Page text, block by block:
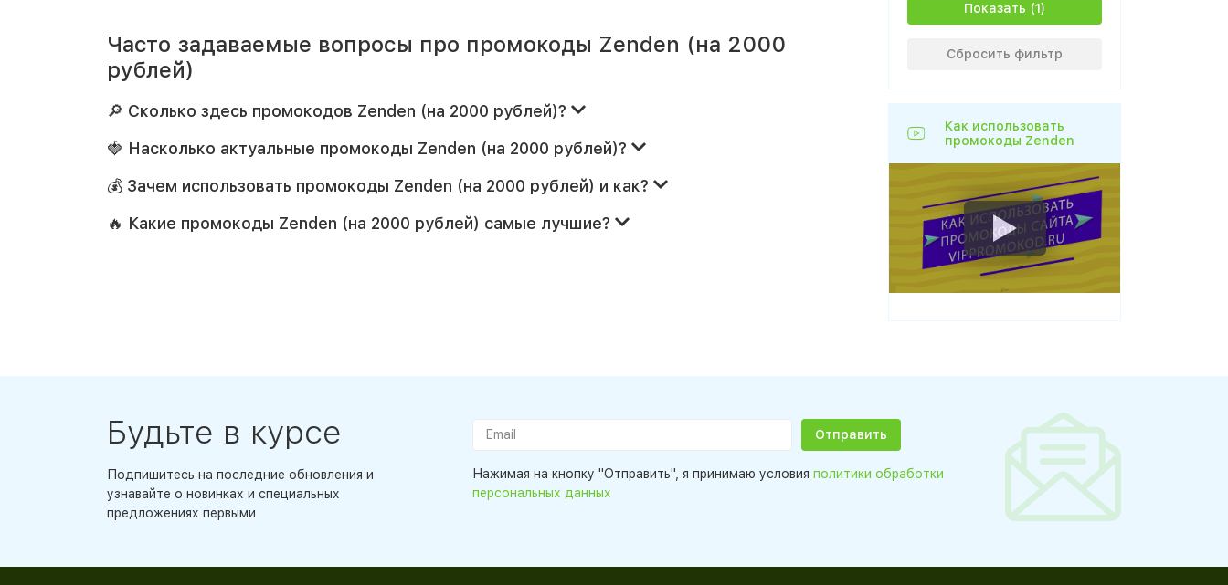
Часто задаваемые вопросы про промокоды Zenden (на 2000
рублей)
🔎 Сколько здесь промокодов Zenden (на 2000 рублей)?
🍓 Насколько актуальные промокоды Zenden (на 2000 рублей)?
💰 Зачем использовать промокоды Zenden (на 2000 рублей) и как?
🔥 Какие промокоды Zenden (на 2000 рублей) самые лучшие?
Показать
Сбросить фильтр
Как использовать
промокоды Zenden
Будьте в курсе
Подпишитесь на последние обновления и
узнавайте о новинках и специальных
предложениях первыми
Нажимая на кнопку "Отправить", я принимаю условия политики обработки
персональных данных